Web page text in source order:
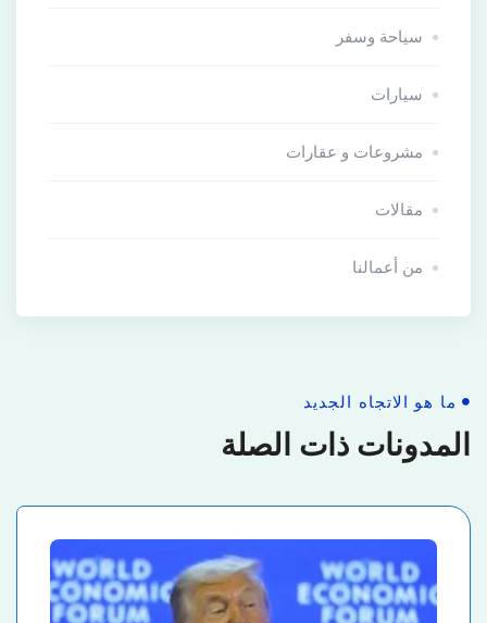
سياحة وسفر
سيارات
مشروعات و عقارات
مقالات
من أعمالنا
ما هو الاتجاه الجديد
المدونات ذات الصلة